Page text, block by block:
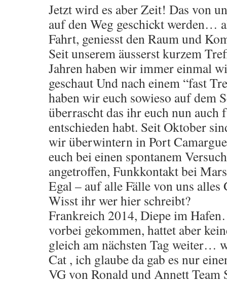
Jetzt wird es aber Zeit! Das von
auf den Weg geschickt werden…
Fahrt, geniesst den Raum und
Seit unserem äusserst kurzem
Jahren haben wir immer einmal
geschaut Und nach einem “fast
haben wir euch sowieso auf
überrascht das ihr euch nun auch
entschieden habt. Seit Oktober
wir überwintern in Port
euch bei einen spontanem
angetroffen, Funkkontakt bei
Egal – auf alle Fälle von uns alles
Wisst ihr wer hier schreibt?
Frankreich 2014, Diepe im
vorbei gekommen, hattet aber
gleich am nächsten Tag weiter…
Cat , ich glaube da gab es nur
VG von Ronald und Annett Team